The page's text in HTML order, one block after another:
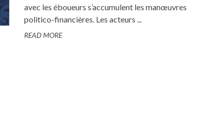
avec les éboueurs s’accumulent les manœuvres
politico-financières. Les acteurs ...
READ MORE